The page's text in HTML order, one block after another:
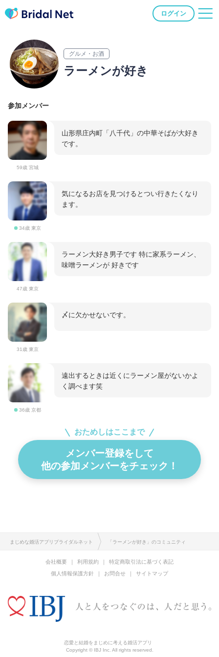
ログイン
グルメ・お酒
ラーメンが好き
参加メンバー
59歳 宮城
山形県庄内町「八千代」の中華そばが大好き
です。
34歳 東京
気になるお店を見つけるとつい行きたくなり
ます。
47歳 東京
ラーメン大好き男子です 特に家系ラーメン、
味噌ラーメンが 好きです
31歳 東京
〆に欠かせないです。
36歳 京都
遠出するときは近くにラーメン屋がないかよ
く調べます笑
おためしはここまで
メンバー登録をして
他の参加メンバーをチェック！
まじめな婚活アプリブライダルネット 「ラーメンが好き」のコミュニティ
会社概要 利用規約
特定商取引法に基づく表記
個人情報保護方針
お問合せ サイトマップ
恋愛と結婚をまじめに考える婚活アプリ
Copyright © IBJ Inc. All rights reserved.